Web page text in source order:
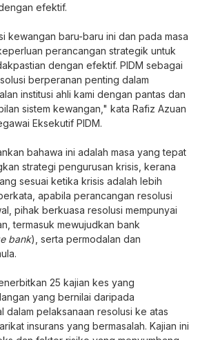
efektif.
kewangan baru-baru ini dan pada masa
perancangan strategik untuk
dengan efektif. PIDM sebagai
berperanan penting dalam
institusi ahli kami dengan pantas dan
sistem kewangan," kata Rafiz Azuan
Eksekutif PIDM.
bahawa ini adalah masa yang tepat
strategi pengurusan krisis, kerana
sesuai ketika krisis adalah lebih
apabila perancangan resolusi
pihak berkuasa resolusi mempunyai
termasuk mewujudkan bank
bank), serta permodalan dan
25 kajian kes yang
yang bernilai daripada
dalam pelaksanaan resolusi ke atas
insurans yang bermasalah. Kajian ini